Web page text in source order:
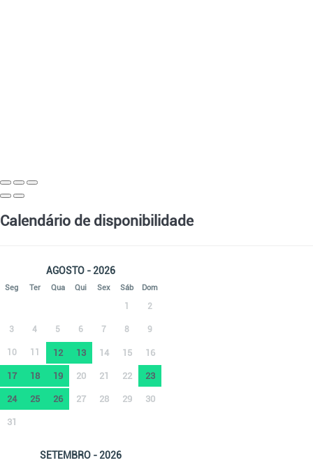
Calendário de disponibilidade
AGOSTO - 2026
Seg Ter Qua Qui Sex Sáb Dom
1 2
3 4 5 6 7 8 9
10 11 12 13 14 15 16
17 18 19 20 21 22 23
24 25 26 27 28 29 30
31
SETEMBRO - 2026